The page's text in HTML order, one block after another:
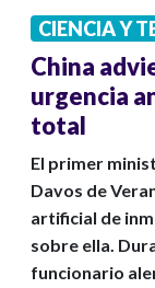
CIENCIA Y
China
urgencia
total
El primer
Davos de
artificial de
sobre ella.
funcionario